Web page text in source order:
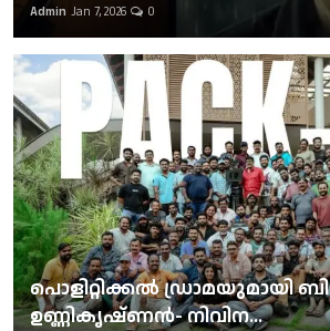
Admin Jan 7, 2026 0
പൊളിറ്റിക്കല്‍ ഡ്രാമയുമായി ബി
ഉണ്ണികൃഷ്ണന്‍- നിവിന...